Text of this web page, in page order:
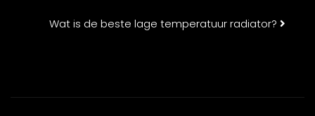
Wat is de beste lage temperatuur radiator?